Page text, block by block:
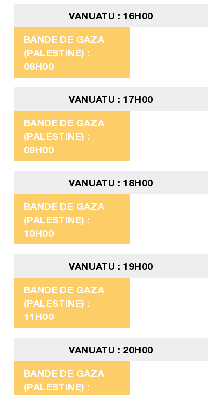
VANUATU : 16H00
BANDE DE GAZA
(PALESTINE) :
08H00
VANUATU : 17H00
BANDE DE GAZA
(PALESTINE) :
09H00
VANUATU : 18H00
BANDE DE GAZA
(PALESTINE) :
10H00
VANUATU : 19H00
BANDE DE GAZA
(PALESTINE) :
11H00
VANUATU : 20H00
BANDE DE GAZA
(PALESTINE) :